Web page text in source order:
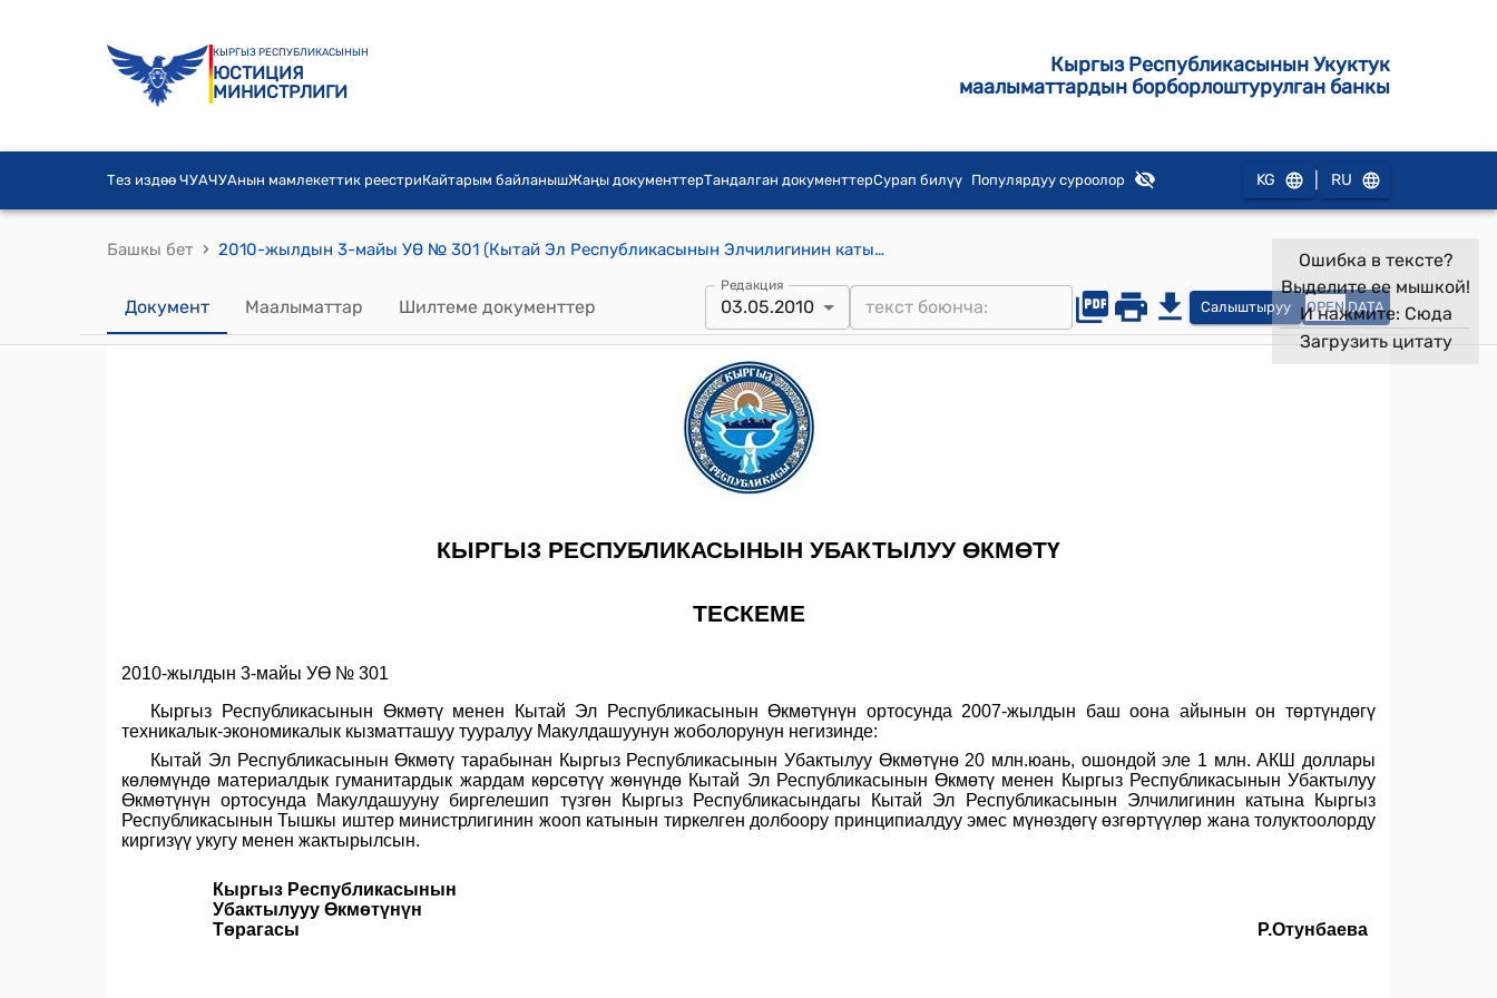
КЫРГЫЗ РЕСПУБЛИКАСЫНЫН
ЮСТИЦИЯ
МИНИСТРЛИГИ
Кыргыз Республикасынын Укуктук
маалыматтардын борборлоштурулган банкы
Тез издөө ЧУАЧУАнын мамлекеттик реестриКайтарым байланышЖаңы документтерТандалган документтерСурап билүү Популярдуу суроолор KG RU
Башкы бет › 2010-жылдын 3-майы УӨ № 301 (Кытай Эл Республикасынын Элчилигинин катына Кыргыз Республикасынын Тышкы иштер министрлигинин жооп катынын тиркелген долбоорун жактыруу боюнча) тескемеси
Документ Маалыматтар Шилтеме документтер
Редакция
03.05.2010 Салыштыруу OPEN DATA
Ошибка в тексте?
Выделите ее мышкой!
И нажмите: Сюда
Загрузить цитату